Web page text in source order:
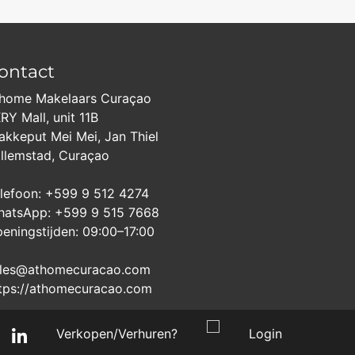
Makelaars Curaçao
Mall, unit 11B
Mei Mei, Jan Thiel
Curaçao
+599 9 512 4274
+599 9 515 7668
09:00–17:00
athomecuracao.com
Verkopen/Verhuren? Login